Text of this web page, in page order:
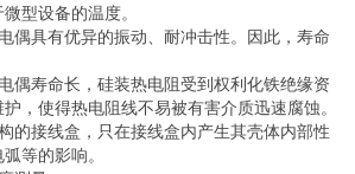
型设备的温度。
偶具有优异的振动、耐冲击性。因此，寿命
偶寿命长，硅装热电阻受到权利化铁绝缘资
，使得热电阻线不易被有害介质迅速腐蚀。
的接线盒，只在接线盒内产生其壳体内部性
等的影响。